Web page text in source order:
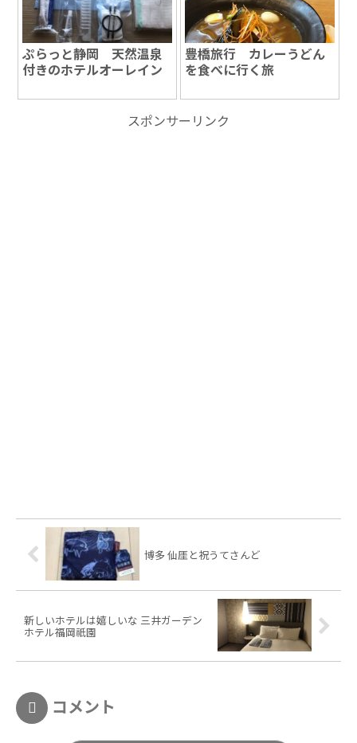
ぷらっと静岡 天然温泉
付きのホテルオーレイン
豊橋旅行 カレーうどん
を食べに行く旅
スポンサーリンク
博多 仙厓と祝うてさんど
新しいホテルは嬉しいな 三井ガーデン
ホテル福岡祇園
コメント